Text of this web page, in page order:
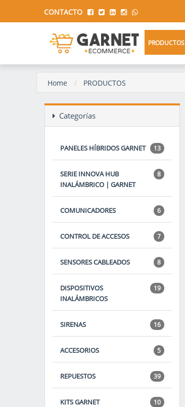
CONTACTO
PRODUCTOS
Home PRODUCTOS
Categorías
13
PANELES HÍBRIDOS GARNET
8
SERIE INNOVA HUB
INALÁMBRICO | GARNET
6
COMUNICADORES
7
CONTROL DE ACCESOS
8
SENSORES CABLEADOS
19
DISPOSITIVOS
INALÁMBRICOS
16
SIRENAS
5
ACCESORIOS
39
REPUESTOS
10
KITS GARNET